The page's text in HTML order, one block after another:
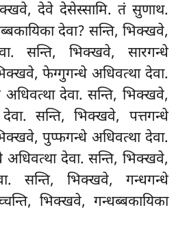
देवे देसेस्सामि. तं सुणाथ.
देवा? सन्ति, भिक्खवे,
सन्ति, भिक्खवे, सारगन्धे
फेग्गुगन्धे अधिवत्था देवा.
देवा. सन्ति, भिक्खवे,
सन्ति, भिक्खवे, पत्तगन्धे
पुप्फगन्धे अधिवत्था देवा.
देवा. सन्ति, भिक्खवे,
सन्ति, भिक्खवे, गन्धगन्धे
भिक्खवे, गन्धब्बकायिका